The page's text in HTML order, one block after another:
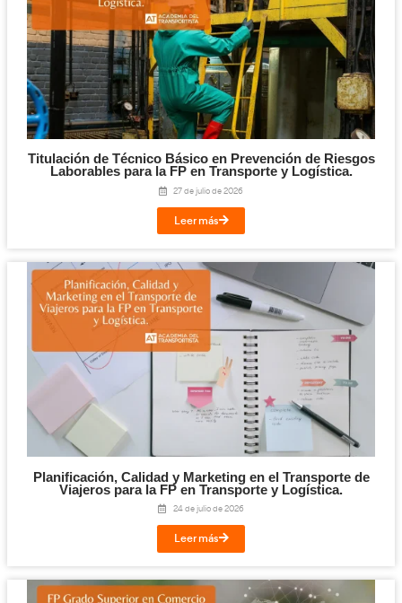
Competencia Profesional para el
Mercancías y Viajeros: qué es, requisitos y
el examen en 2026
30 de julio de 2026
Leer más